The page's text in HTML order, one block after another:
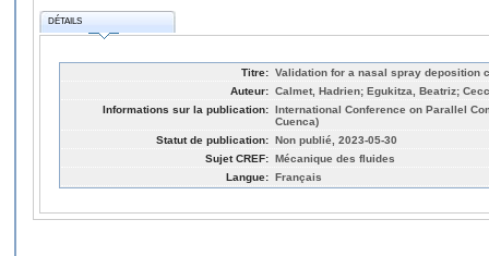
DÉTAILS
Titre: Validation for a nasal spray deposition
Auteur: Calmet, Hadrien; Egukitza, Beatriz;
Informations sur la publication: International Conference on Parallel
Cuenca)
Statut de publication: Non publié, 2023-05-30
Sujet CREF: Mécanique des fluides
Langue: Français